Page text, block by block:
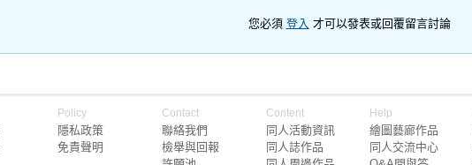
您必須 登入 才可以發表或回覆留言討論
Policy
隱私政策
免責聲明
Contact
聯絡我們
檢舉與回報
Content
同人活動資訊
同人誌作品
Help
繪圖藝廊作品
同人交流中心